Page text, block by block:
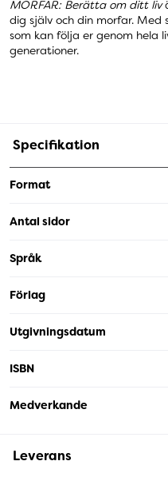
MORFAR: Berätta om ditt liv
dig själv och din morfar.
som kan följa er genom hela
generationer.
Specifikation
Format
Antal sidor
Språk
Förlag
Utgivningsdatum
ISBN
Medverkande
Leverans